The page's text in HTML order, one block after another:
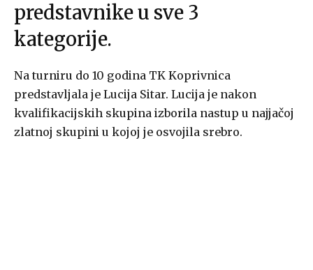
predstavnike u sve 3
kategorije.
Na turniru do 10 godina TK Koprivnica
predstavljala je Lucija Sitar. Lucija je nakon
kvalifikacijskih skupina izborila nastup u najjačoj
zlatnoj skupini u kojoj je osvojila srebro.